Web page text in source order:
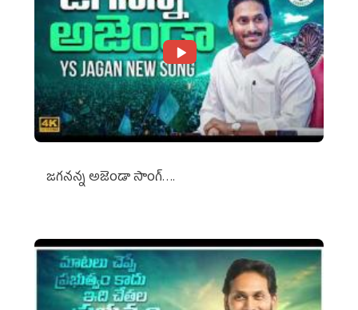
జగనన్న అజెండా సాంగ్….